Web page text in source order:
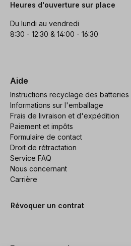
Heures d'ouverture sur place
Du lundi au vendredi
8:30 - 12:30 & 14:00 - 16:30
Aide
Instructions recyclage des batteries
Informations sur l'emballage
Frais de livraison et d'expédition
Paiement et impôts
Formulaire de contact
Droit de rétractation
Service FAQ
Nous concernant
Carrière
Révoquer un contrat